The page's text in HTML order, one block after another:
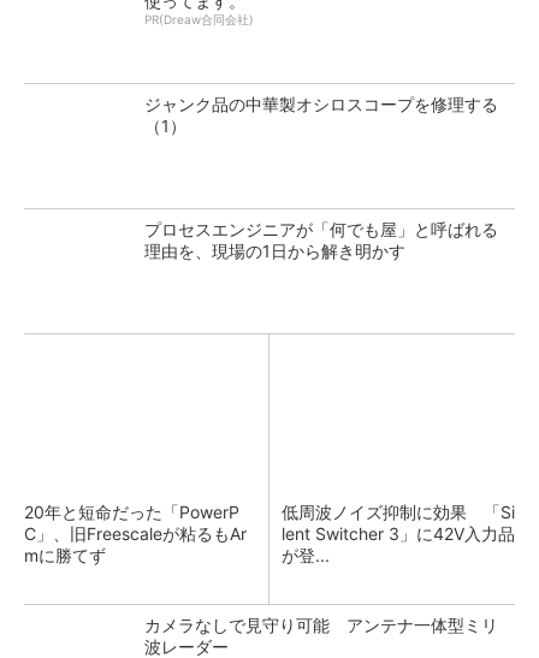
PR(Dreaw合同会社)
ジャンク品の中華製オシロスコープを修理する
（1）
プロセスエンジニアが「何でも屋」と呼ばれる
理由を、現場の1日から解き明かす
20年と短命だった「PowerP
C」、旧Freescaleが粘るもAr
mに勝てず
低周波ノイズ抑制に効果 「Si
lent Switcher 3」に42V入力品
が登...
カメラなしで見守り可能 アンテナ一体型ミリ
波レーダー